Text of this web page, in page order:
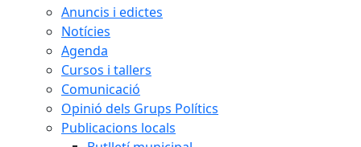
Anuncis i edictes
Notícies
Agenda
Cursos i tallers
Comunicació
Opinió dels Grups Polítics
Publicacions locals